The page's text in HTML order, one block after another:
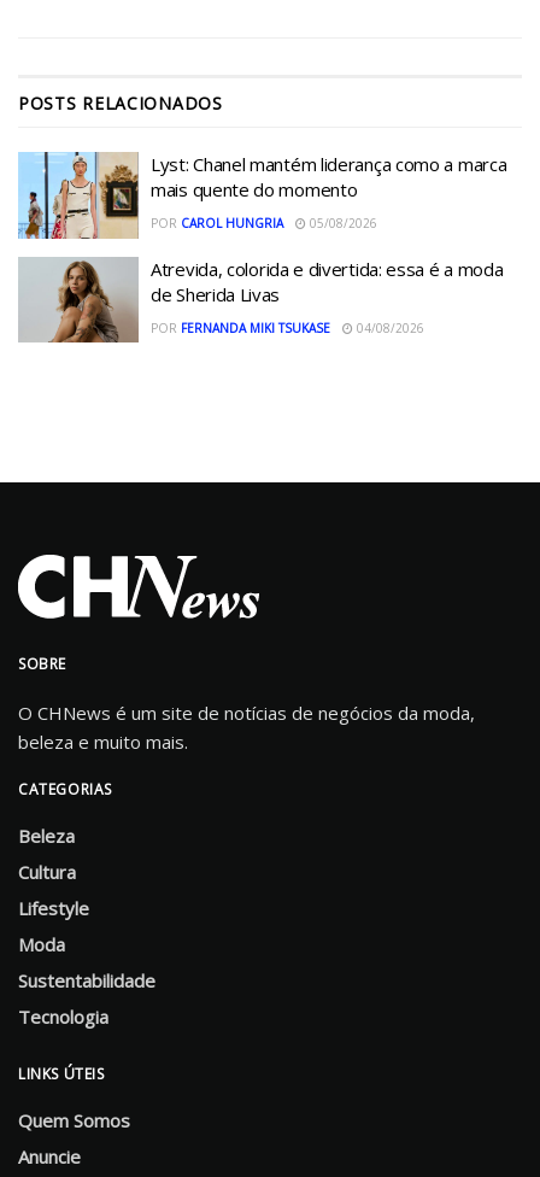
POSTS RELACIONADOS
Lyst: Chanel mantém liderança como a marca
mais quente do momento
POR CAROL HUNGRIA 05/08/2026
Atrevida, colorida e divertida: essa é a moda
de Sherida Livas
POR FERNANDA MIKI TSUKASE 04/08/2026
SOBRE
O CHNews é um site de notícias de negócios da moda,
beleza e muito mais.
CATEGORIAS
Beleza
Cultura
Lifestyle
Moda
Sustentabilidade
Tecnologia
LINKS ÚTEIS
Quem Somos
Anuncie